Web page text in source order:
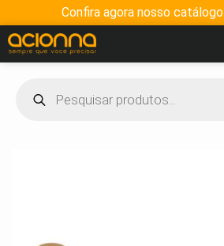
Confira agora nosso catálogo